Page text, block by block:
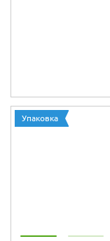
Упаковка